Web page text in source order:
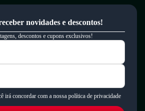
novidades e descontos!
descontos e cupons exclusivos!
irá concordar com a nossa política de privacidade